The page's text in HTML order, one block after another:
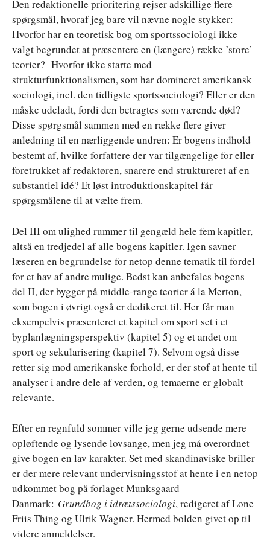
Den redaktionelle prioritering rejser adskillige flere
spørgsmål, hvoraf jeg bare vil nævne nogle stykker:
Hvorfor har en teoretisk bog om sportssociologi ikke
valgt begrundet at præsentere en (længere) række ’store’
teorier? Hvorfor ikke starte med
strukturfunktionalismen, som har domineret amerikansk
sociologi, incl. den tidligste sportssociologi? Eller er den
måske udeladt, fordi den betragtes som værende død?
Disse spørgsmål sammen med en række flere giver
anledning til en nærliggende undren: Er bogens indhold
bestemt af, hvilke forfattere der var tilgængelige for eller
foretrukket af redaktøren, snarere end struktureret af en
substantiel idé? Et løst introduktionskapitel får
spørgsmålene til at vælte frem.
Del III om ulighed rummer til gengæld hele fem kapitler,
altså en tredjedel af alle bogens kapitler. Igen savner
læseren en begrundelse for netop denne tematik til fordel
for et hav af andre mulige. Bedst kan anbefales bogens
del II, der bygger på middle-range teorier á la Merton,
som bogen i øvrigt også er dedikeret til. Her får man
eksempelvis præsenteret et kapitel om sport set i et
byplanlægningsperspektiv (kapitel 5) og et andet om
sport og sekularisering (kapitel 7). Selvom også disse
retter sig mod amerikanske forhold, er der stof at hente til
analyser i andre dele af verden, og temaerne er globalt
relevante.
Efter en regnfuld sommer ville jeg gerne udsende mere
opløftende og lysende lovsange, men jeg må overordnet
give bogen en lav karakter. Set med skandinaviske briller
er der mere relevant undervisningsstof at hente i en netop
udkommet bog på forlaget Munksgaard
Danmark: Grundbog i idrætssociologi, redigeret af Lone
Friis Thing og Ulrik Wagner. Hermed bolden givet op til
videre anmeldelser.